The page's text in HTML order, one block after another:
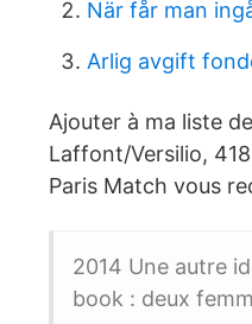
När får man
Arlig avgift
Ajouter à ma liste
Laffont/Versilio,
Paris Match vous
2014 Une autre
book : deux